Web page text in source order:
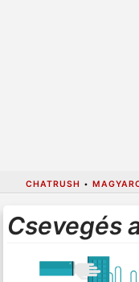
CHATRUSH •
Csevegés